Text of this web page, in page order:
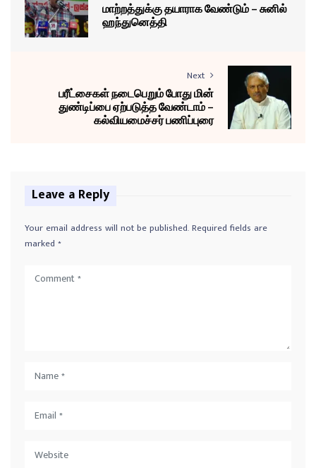
மாற்றத்துக்கு தயாராக வேண்டும் – சுனில்
ஹந்துனெத்தி
Next
பரீட்சைகள் நடைபெறும் போது மின்
துண்டிப்பை ஏற்படுத்த வேண்டாம் –
கல்வியமைச்சர் பணிப்புரை
Leave a Reply
Your email address will not be published.Required fields are
marked *